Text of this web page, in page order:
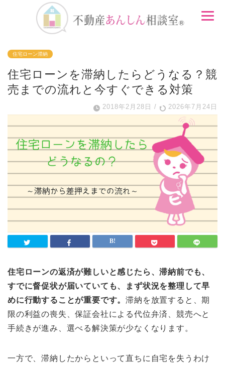
住宅ローン滞納
住宅ローンを滞納したらどうなる？競
売までの流れと今すぐできる対策
2018年2月28日 / 2026年7月24日
住宅ローンの返済が難しいと感じたら、滞納前でも、
すでに督促状が届いていても、まず状況を整理して早
めに行動することが重要です。滞納を放置すると、期
限の利益の喪失、保証会社による代位弁済、競売へと
手続きが進み、選べる解決策が少なくなります。
一方で、滞納したからといって直ちに自宅を失うわけ